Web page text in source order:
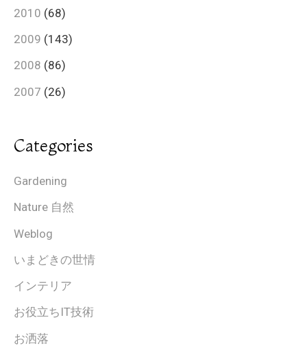
2010 (68)
2009 (143)
2008 (86)
2007 (26)
Categories
Gardening
Nature 自然
Weblog
いまどきの世情
インテリア
お役立ちIT技術
お洒落